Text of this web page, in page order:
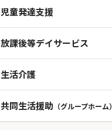
児童発達支援
放課後等デイサービス
生活介護
共同生活援助 （グループホーム）